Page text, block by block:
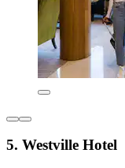
5. Westville Hotel